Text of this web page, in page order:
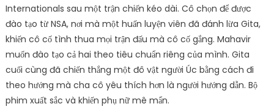
Internationals sau một trận chiến kéo dài. Cô chọn để được
đào tạo từ NSA, nơi mà một huấn luyện viên đã đánh lừa Gita,
khiến cô cố tình thua mọi trận đấu mà cô cố gắng. Mahavir
muốn đào tạo cả hai theo tiêu chuẩn riêng của mình. Gita
cuối cùng đã chiến thắng một đô vật người Úc bằng cách đi
theo hướng mà cha cô yêu thích hơn là người hướng dẫn. Bộ
phim xuất sắc và khiến phụ nữ mê mẩn.